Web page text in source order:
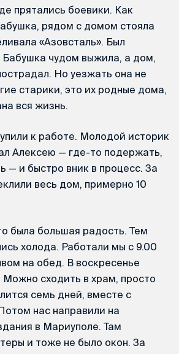
прятались боевики. Как
рядом с домом стояла
«Азовсталь». Был
Бабушка чудом выжила, а дом,
Но уезжать она не
старики, это их родные дома,
вся жизнь.
к работе. Молодой историк
Алексею — где-то подержать,
— и быстро вник в процесс. За
весь дом, примерно 10
была большая радость. Тем
холода. Работали мы с 9.00
на обед. В воскресенье
Можно сходить в храм, просто
семь дней, вместе с
нас направили на
в Мариуполе. Там
и тоже не было окон. За